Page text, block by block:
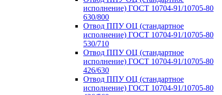
исполнение) ГОСТ 10704-91/10705-80
630/800
Отвод ППУ ОЦ (стандартное
исполнение) ГОСТ 10704-91/10705-80
530/710
Отвод ППУ ОЦ (стандартное
исполнение) ГОСТ 10704-91/10705-80
426/630
Отвод ППУ ОЦ (стандартное
исполнение) ГОСТ 10704-91/10705-80